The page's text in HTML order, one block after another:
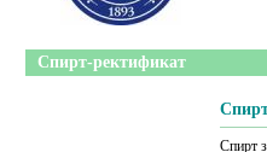
Спирт-ректификат
Спирт